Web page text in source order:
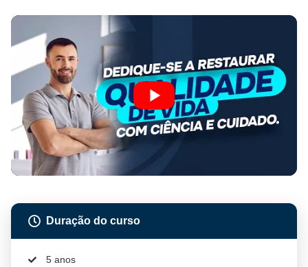
Duração do curso
5 anos